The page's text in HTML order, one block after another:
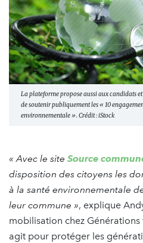
La plateforme propose aussi aux candidats
de soutenir publiquement les « 10
environnementale ». Crédit : iStock
« Avec le site Source
disposition des citoyens les
à la santé environnementale
leur commune », explique
mobilisation chez
agit pour protéger les